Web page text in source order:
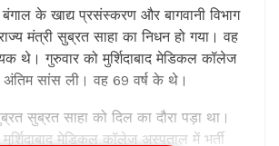
के खाद्य प्रसंस्करण और बागवानी विभाग
मंत्री सुब्रत साहा का निधन हो गया। वह
थे। गुरुवार को मुर्शिदाबाद मेडिकल कॉलेज
अंतिम सांस ली। वह 69 वर्ष के थे।
सुब्रत साहा को दिल का दौरा पड़ा था।
मेडिकल कॉलेज अस्पताल में भर्ती